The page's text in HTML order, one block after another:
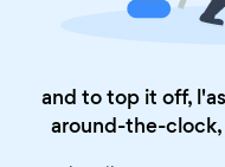
and to top it off,
around-the-clock,